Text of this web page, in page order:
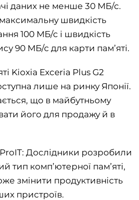
даних не менше 30 МБ/с.
швидкість
100 МБ/с і швидкість
90 МБ/с для карти пам’яті.
Kioxia Exceria Plus G2
лише на ринку Японії.
що в майбутньому
його для продажу й в
Дослідники розробили
тип комп’ютерної пам’яті,
змінити продуктивність
пристроїв.